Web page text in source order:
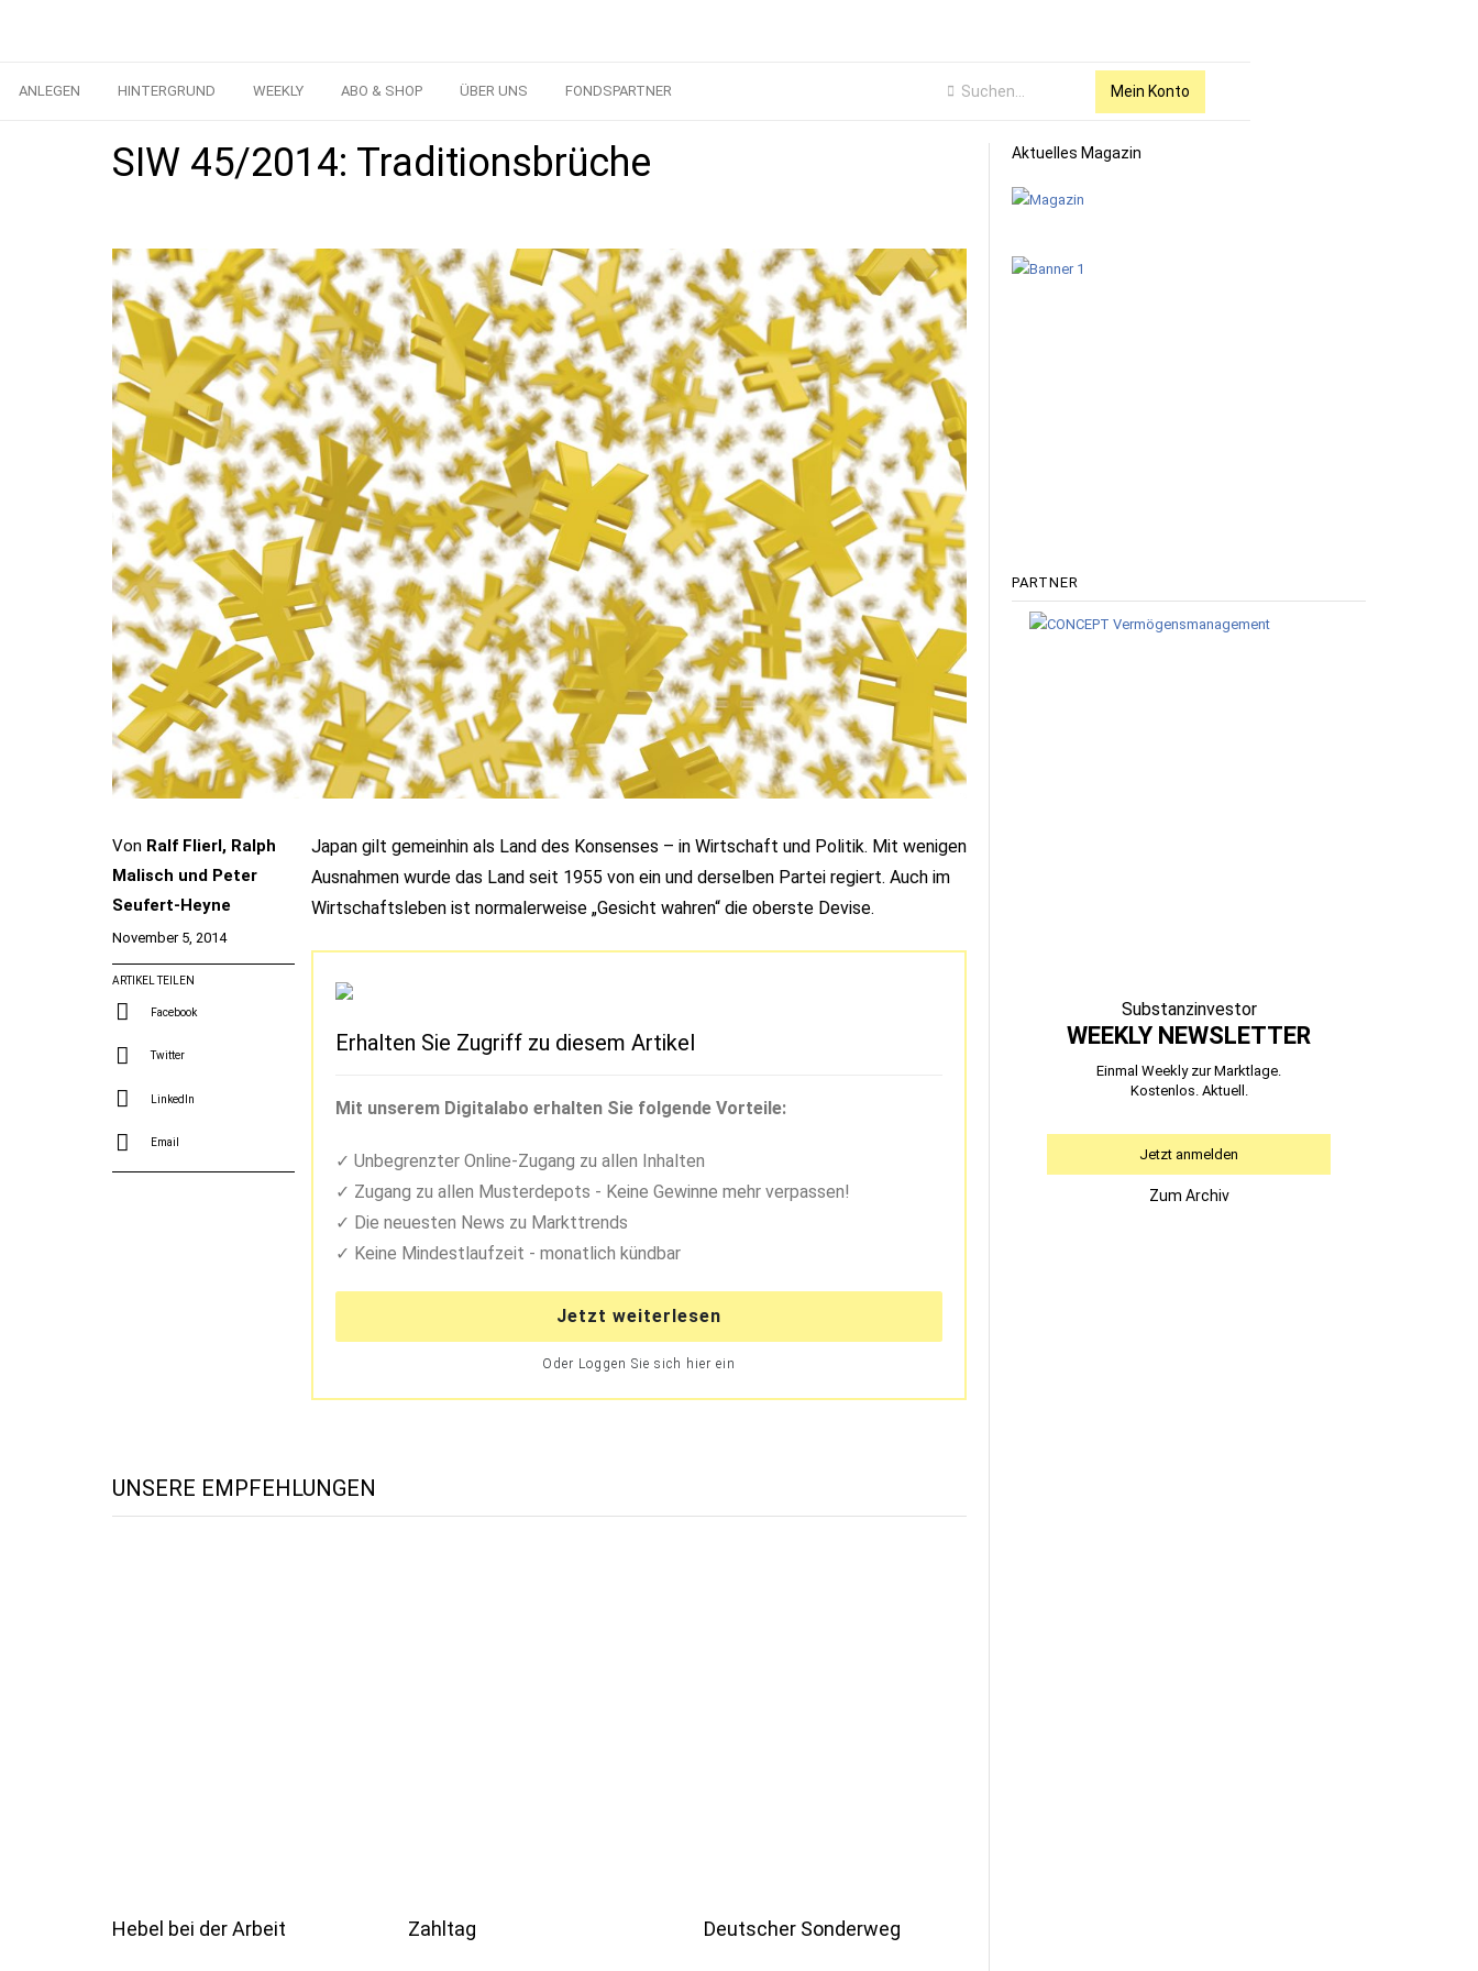
ANLEGEN HINTERGRUND WEEKLY ABO & SHOP ÜBER UNS FONDSPARTNER Mein Konto
SIW 45/2014: Traditionsbrüche
Von Ralf Flierl, Ralph
Malisch und Peter
Seufert-Heyne
November 5, 2014
ARTIKEL TEILEN
Facebook
Twitter
LinkedIn
Email
Japan gilt gemeinhin als Land des Konsenses – in Wirtschaft und Politik. Mit wenigen
Ausnahmen wurde das Land seit 1955 von ein und derselben Partei regiert. Auch im
Wirtschaftsleben ist normalerweise „Gesicht wahren“ die oberste Devise.
Erhalten Sie Zugriff zu diesem Artikel
Mit unserem Digitalabo erhalten Sie folgende Vorteile:
Unbegrenzter Online-Zugang zu allen Inhalten
Zugang zu allen Musterdepots - Keine Gewinne mehr verpassen!
Die neuesten News zu Markttrends
Keine Mindestlaufzeit - monatlich kündbar
Jetzt weiterlesen
Oder Loggen Sie sich hier ein
UNSERE EMPFEHLUNGEN
Hebel bei der Arbeit Zahltag Deutscher Sonderweg
Aktuelles Magazin
PARTNER
Substanzinvestor
WEEKLY NEWSLETTER
Einmal Weekly zur Marktlage.
Kostenlos. Aktuell.
Jetzt anmelden
Zum Archiv